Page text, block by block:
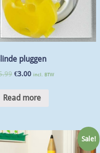
pluggen
€3.00 incl. BTW
Read more
Sale!